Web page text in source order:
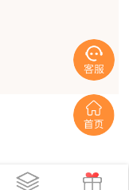
两位老师的课